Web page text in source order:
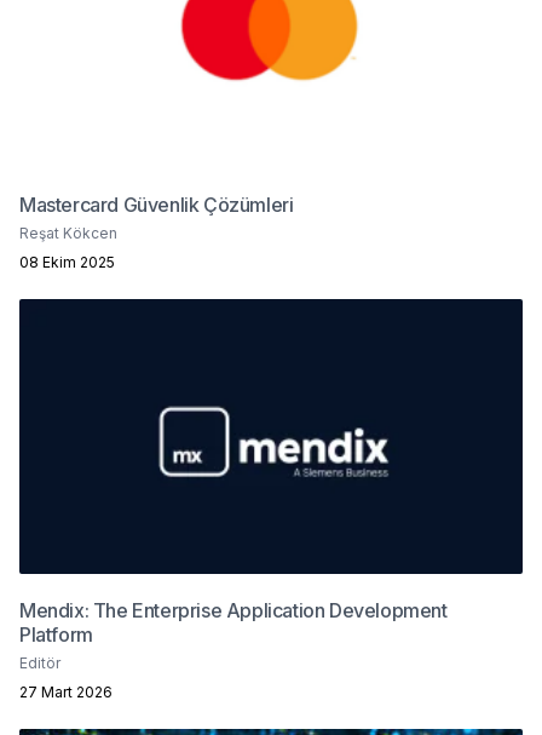
Mastercard Güvenlik Çözümleri
Reşat Kökcen
08 Ekim 2025
Mendix: The Enterprise Application Development
Platform
Editör
27 Mart 2026